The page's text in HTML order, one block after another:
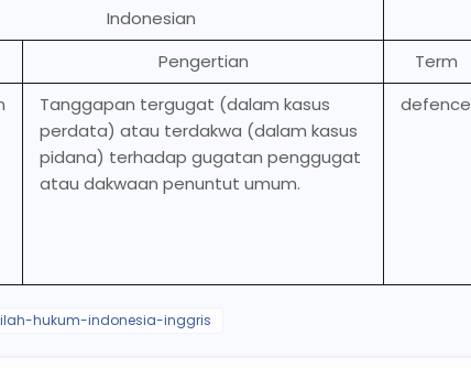
Indonesian
Pengertian Term
Tanggapan tergugat (dalam kasus
perdata) atau terdakwa (dalam kasus
pidana) terhadap gugatan penggugat
atau dakwaan penuntut umum.
defence
hukum-indonesia-inggris